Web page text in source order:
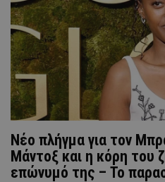
Νέο πλήγμα για τον
Μάντοξ και η κόρη του
επώνυμό της – Το